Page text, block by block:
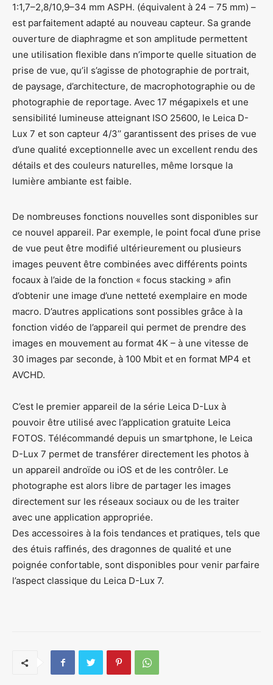
1:1,7–2,8/10,9–34 mm ASPH. (équivalent à 24 – 75 mm) –
est parfaitement adapté au nouveau capteur. Sa grande
ouverture de diaphragme et son amplitude permettent
une utilisation flexible dans n’importe quelle situation de
prise de vue, qu’il s’agisse de photographie de portrait,
de paysage, d’architecture, de macrophotographie ou de
photographie de reportage. Avec 17 mégapixels et une
sensibilité lumineuse atteignant ISO 25600, le Leica D-
Lux 7 et son capteur 4/3’’ garantissent des prises de vue
d’une qualité exceptionnelle avec un excellent rendu des
détails et des couleurs naturelles, même lorsque la
lumière ambiante est faible.
De nombreuses fonctions nouvelles sont disponibles sur
ce nouvel appareil. Par exemple, le point focal d’une prise
de vue peut être modifié ultérieurement ou plusieurs
images peuvent être combinées avec différents points
focaux à l’aide de la fonction « focus stacking » afin
d’obtenir une image d’une netteté exemplaire en mode
macro. D’autres applications sont possibles grâce à la
fonction vidéo de l’appareil qui permet de prendre des
images en mouvement au format 4K – à une vitesse de
30 images par seconde, à 100 Mbit et en format MP4 et
AVCHD.
C’est le premier appareil de la série Leica D-Lux à
pouvoir être utilisé avec l’application gratuite Leica
FOTOS. Télécommandé depuis un smartphone, le Leica
D-Lux 7 permet de transférer directement les photos à
un appareil androïde ou iOS et de les contrôler. Le
photographe est alors libre de partager les images
directement sur les réseaux sociaux ou de les traiter
avec une application appropriée.
Des accessoires à la fois tendances et pratiques, tels que
des étuis raffinés, des dragonnes de qualité et une
poignée confortable, sont disponibles pour venir parfaire
l’aspect classique du Leica D-Lux 7.